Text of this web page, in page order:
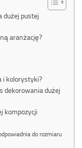
dużej pustej
aranżację?
i kolorystyki?
dekorowania dużej
kompozycji
do rozmiaru